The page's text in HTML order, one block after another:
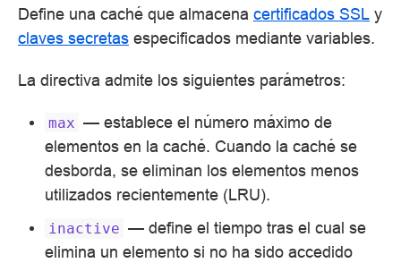
Define una caché que almacena certificados SSL y
claves secretas especificados mediante variables.
La directiva admite los siguientes parámetros:
max — establece el número máximo de
elementos en la caché. Cuando la caché se
desborda, se eliminan los elementos menos
utilizados recientemente (LRU).
inactive — define el tiempo tras el cual se
elimina un elemento si no ha sido accedido